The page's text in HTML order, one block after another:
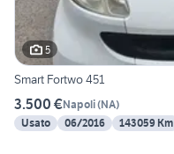
5
Smart Fortwo 451
3.500 €Napoli(NA)
Usato
06/2016 143059 Km